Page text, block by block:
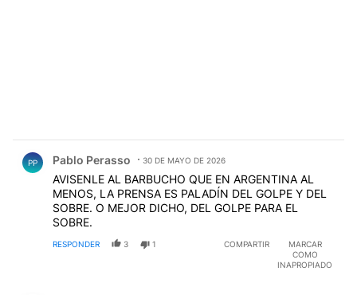
PP Pablo Perasso 30 DE MAYO DE 2026
AVISENLE AL BARBUCHO QUE EN ARGENTINA AL
MENOS, LA PRENSA ES PALADÍN DEL GOLPE Y DEL
SOBRE. O MEJOR DICHO, DEL GOLPE PARA EL
SOBRE.
RESPONDER 3 1 COMPARTIR
MARCAR
COMO
INAPROPIADO